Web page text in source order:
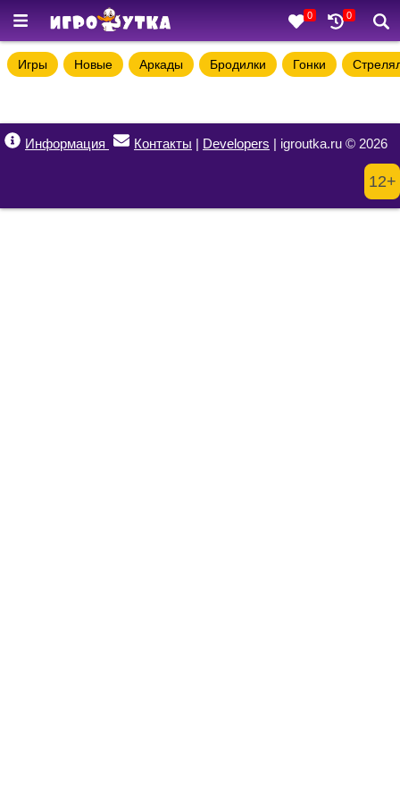
0 0
Игры Новые Аркады Бродилки Гонки
Информация Контакты | Developers | igroutka.ru © 2026
12+